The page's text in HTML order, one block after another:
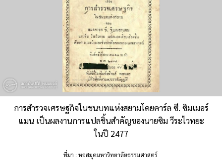
การสำรวจเศรษฐกิจในชนบทแห่งสยามโดยคาร์ล ซี. ซิมเมอร์
แมน เป็นผลงานการแปลชิ้นสำคัญของนายซิม วีระไวทยะ
ในปี 2477
ที่มา : หอสมุดมหาวิทยาลัยธรรมศาสตร์